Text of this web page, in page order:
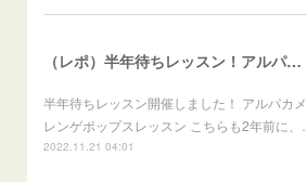
（レポ）半年待ちレッスン！アルパカメレンゲポップス
半年待ちレッスン開催しました！ アルパカメ
レンゲポップスレッスン こちらも2年前に、…
2022.11.21 04:01